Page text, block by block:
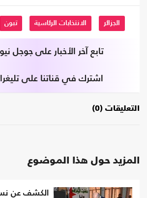
الجزائر الانتخابات الرئاسية تبون
تابع آخر الأخبار على جوجل
اشترك في قناتنا على
التعليقات (0)
المزيد حول هذا الموضوع
الكشف عن